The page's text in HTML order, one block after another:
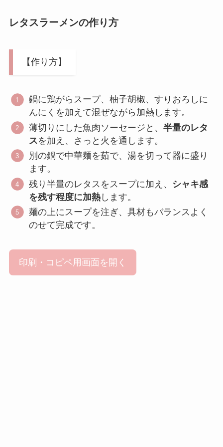
レタスラーメンの作り方
【作り方】
鍋に鶏がらスープ、柚子胡椒、すりおろしに
んにくを加えて混ぜながら加熱します。
薄切りにした魚肉ソーセージと、半量のレタ
スを加え、さっと火を通します。
別の鍋で中華麺を茹で、湯を切って器に盛り
ます。
残り半量のレタスをスープに加え、 シャキ感
を残す程度に加熱 します。
麺の上にスープを注ぎ、具材もバランスよく
のせて完成です。
印刷・コピペ用画面を開く